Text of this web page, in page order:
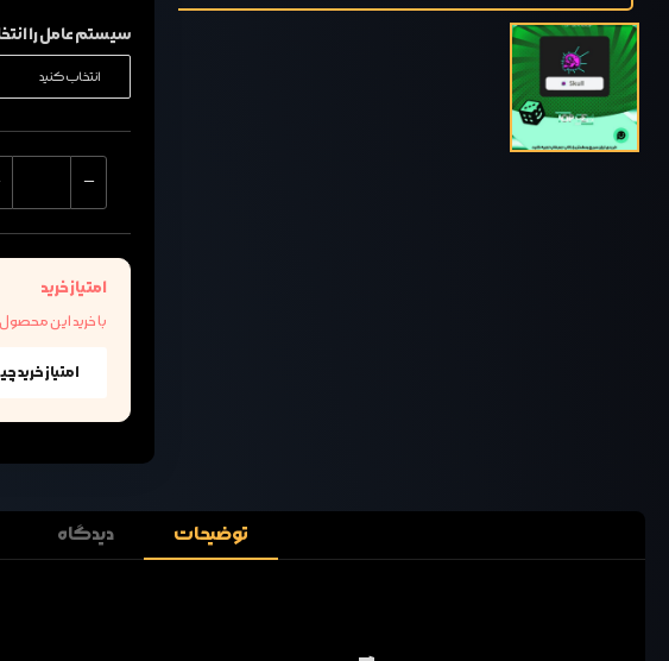
سیستم عامل را
امتیاز خرید
با خرید این محصول 10 امتیاز دریافت میکنید
امتیاز
توضیحات دیدگاه